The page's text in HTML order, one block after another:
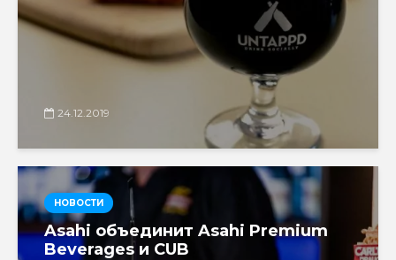
24.12.2019
НОВОСТИ
Asahi объединит Asahi Premium
Beverages и CUB